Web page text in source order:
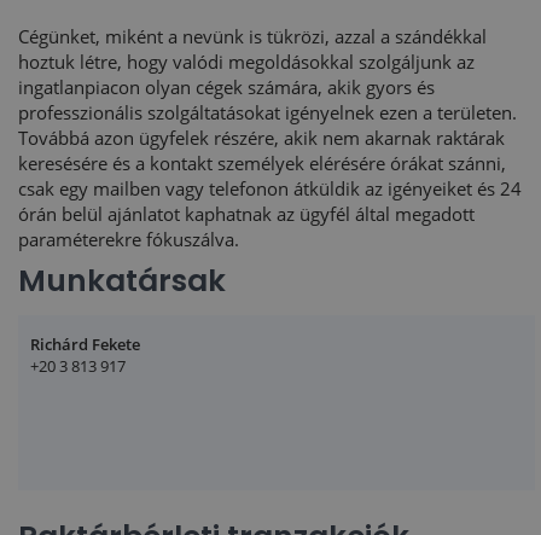
Cégünket, miként a nevünk is tükrözi, azzal a szándékkal
hoztuk létre, hogy valódi megoldásokkal szolgáljunk az
ingatlanpiacon olyan cégek számára, akik gyors és
professzionális szolgáltatásokat igényelnek ezen a területen.
Továbbá azon ügyfelek részére, akik nem akarnak raktárak
keresésére és a kontakt személyek elérésére órákat szánni,
csak egy mailben vagy telefonon átküldik az igényeiket és 24
órán belül ajánlatot kaphatnak az ügyfél által megadott
paraméterekre fókuszálva.
Munkatársak
Richárd Fekete
+20 3 813 917